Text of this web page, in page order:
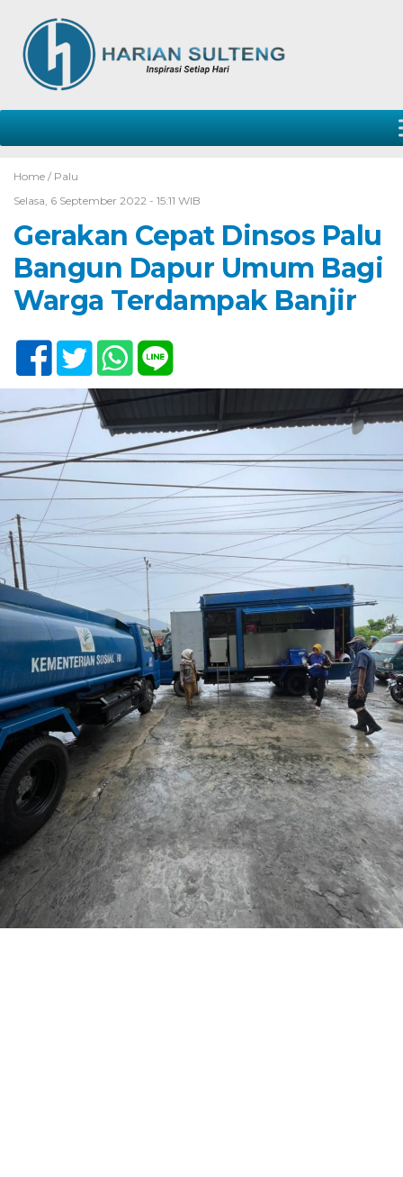
Home / Palu
Selasa, 6 September 2022 - 15:11 WIB
Gerakan Cepat Dinsos Palu
Bangun Dapur Umum Bagi
Warga Terdampak Banjir